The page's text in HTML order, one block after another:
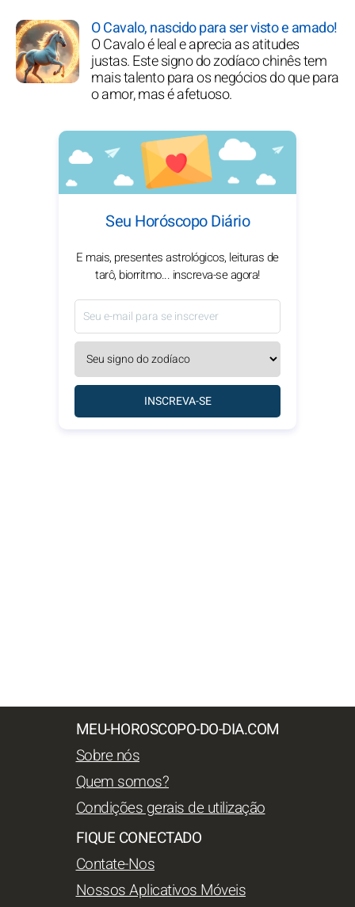
O Cavalo, nascido para ser visto e amado!
O Cavalo é leal e aprecia as atitudes
justas. Este signo do zodíaco chinês tem
mais talento para os negócios do que para
o amor, mas é afetuoso.
Seu Horóscopo Diário
E mais, presentes astrológicos, leituras de
tarô, biorritmo... inscreva-se agora!
INSCREVA-SE
MEU-HOROSCOPO-DO-DIA.COM
Sobre nós
Quem somos?
Condições gerais de utilização
FIQUE CONECTADO
Contate-Nos
Nossos Aplicativos Móveis